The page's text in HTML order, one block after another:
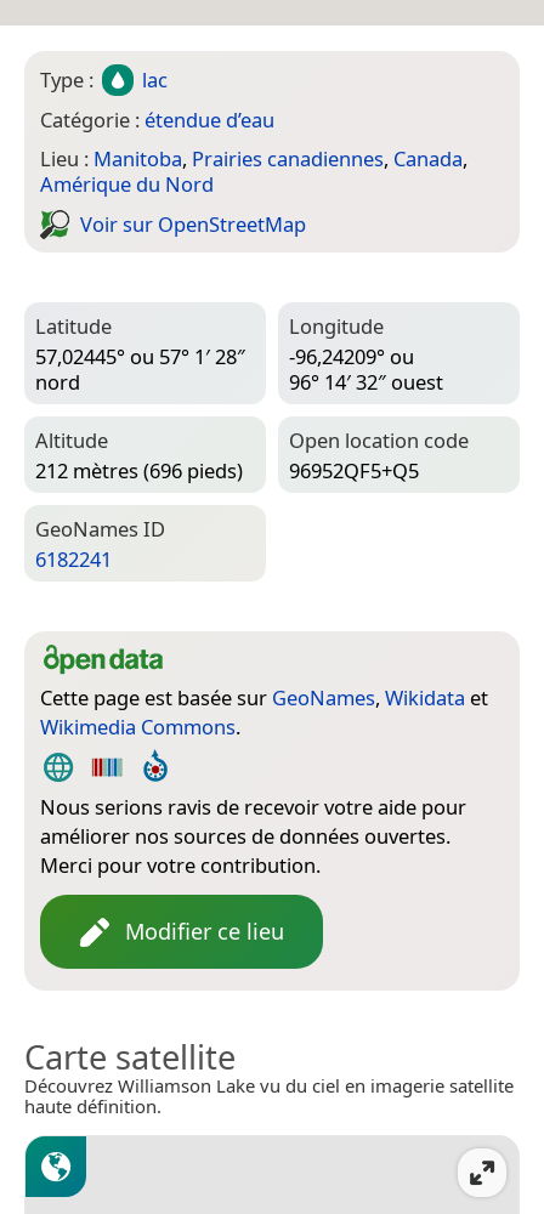
Type :
lac
Catégorie : étendue d’eau
Lieu : Manitoba, Prairies canadiennes, Canada,
Amérique du Nord
Voir sur Open­Street­Map
Latitude
57,02445° ou 57° 1′ 28″
nord
Longitude
-96,24209° ou
96° 14′ 32″ ouest
Altitude
212 mètres (696 pieds)
Open location code
96952QF5+Q5
Geo­Names ID
6182241
Cette page est basée sur GeoNames, Wikidata et
Wikimedia Commons.
Nous serions ravis de recevoir votre aide pour
améliorer nos sources de données ouvertes.
Merci pour votre contribution.
Modifier ce lieu
Carte satellite
Découvrez Williamson Lake vu du ciel en imagerie satellite
haute définition.